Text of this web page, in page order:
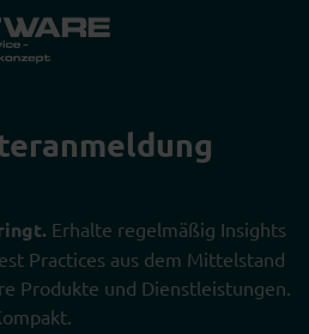
Erhalte regelmäßig Insights
Practices aus dem Mittelstand
Produkte und Dienstleistungen.